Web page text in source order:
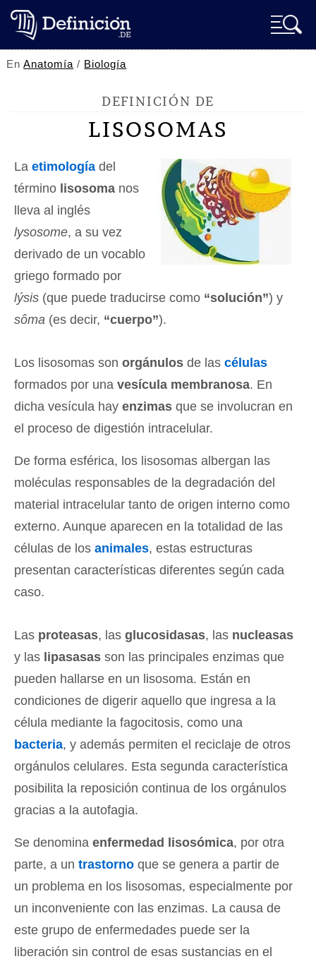
EnAnatomía / Biología
DEFINICIÓN DE
LISOSOMAS
La etimología del
término lisosoma nos
lleva al inglés
lysosome, a su vez
derivado de un vocablo
griego formado por
lýsis (que puede traducirse como “solución”) y
sôma (es decir, “cuerpo”).
Los lisosomas son orgánulos de las células
formados por una vesícula membranosa. En
dicha vesícula hay enzimas que se involucran en
el proceso de digestión intracelular.
De forma esférica, los lisosomas albergan las
moléculas responsables de la degradación del
material intracelular tanto de origen interno como
externo. Aunque aparecen en la totalidad de las
células de los animales, estas estructuras
presentan características diferentes según cada
caso.
Las proteasas, las glucosidasas, las nucleasas
y las lipasasas son las principales enzimas que
pueden hallarse en un lisosoma. Están en
condiciones de digerir aquello que ingresa a la
célula mediante la fagocitosis, como una
bacteria, y además permiten el reciclaje de otros
orgánulos celulares. Esta segunda característica
posibilita la reposición continua de los orgánulos
gracias a la autofagia.
Se denomina enfermedad lisosómica, por otra
parte, a un trastorno que se genera a partir de
un problema en los lisosomas, especialmente por
un inconveniente con las enzimas. La causa de
este grupo de enfermedades puede ser la
liberación sin control de esas sustancias en el